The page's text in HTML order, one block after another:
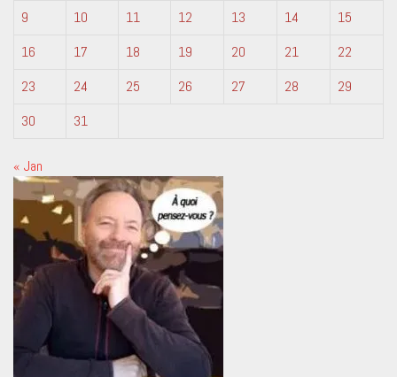
9
10 11 12 13 14
15
16
17 18 19 20 21
22
23
24 25 26 27 28
29
30
31
« Jan